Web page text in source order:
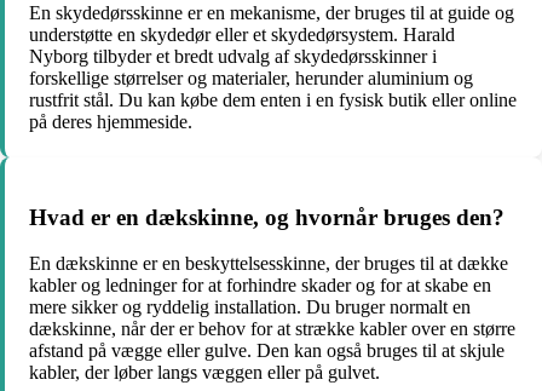
En skydedørsskinne er en mekanisme, der bruges til at guide og
understøtte en skydedør eller et skydedørsystem. Harald
Nyborg tilbyder et bredt udvalg af skydedørsskinner i
forskellige størrelser og materialer, herunder aluminium og
rustfrit stål. Du kan købe dem enten i en fysisk butik eller online
på deres hjemmeside.
Hvad er en dækskinne, og hvornår bruges den?
En dækskinne er en beskyttelsesskinne, der bruges til at dække
kabler og ledninger for at forhindre skader og for at skabe en
mere sikker og ryddelig installation. Du bruger normalt en
dækskinne, når der er behov for at strække kabler over en større
afstand på vægge eller gulve. Den kan også bruges til at skjule
kabler, der løber langs væggen eller på gulvet.